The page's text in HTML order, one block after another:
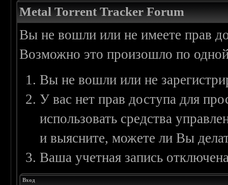
Metal Torrent Tracker Forum
Вы не вошли или не имеете прав
Возможно это произошло по
Вы не вошли или не
У вас нет прав доступа для
использовать средства
и выясните, можете ли Вы
Ваша учетная запись
Вход